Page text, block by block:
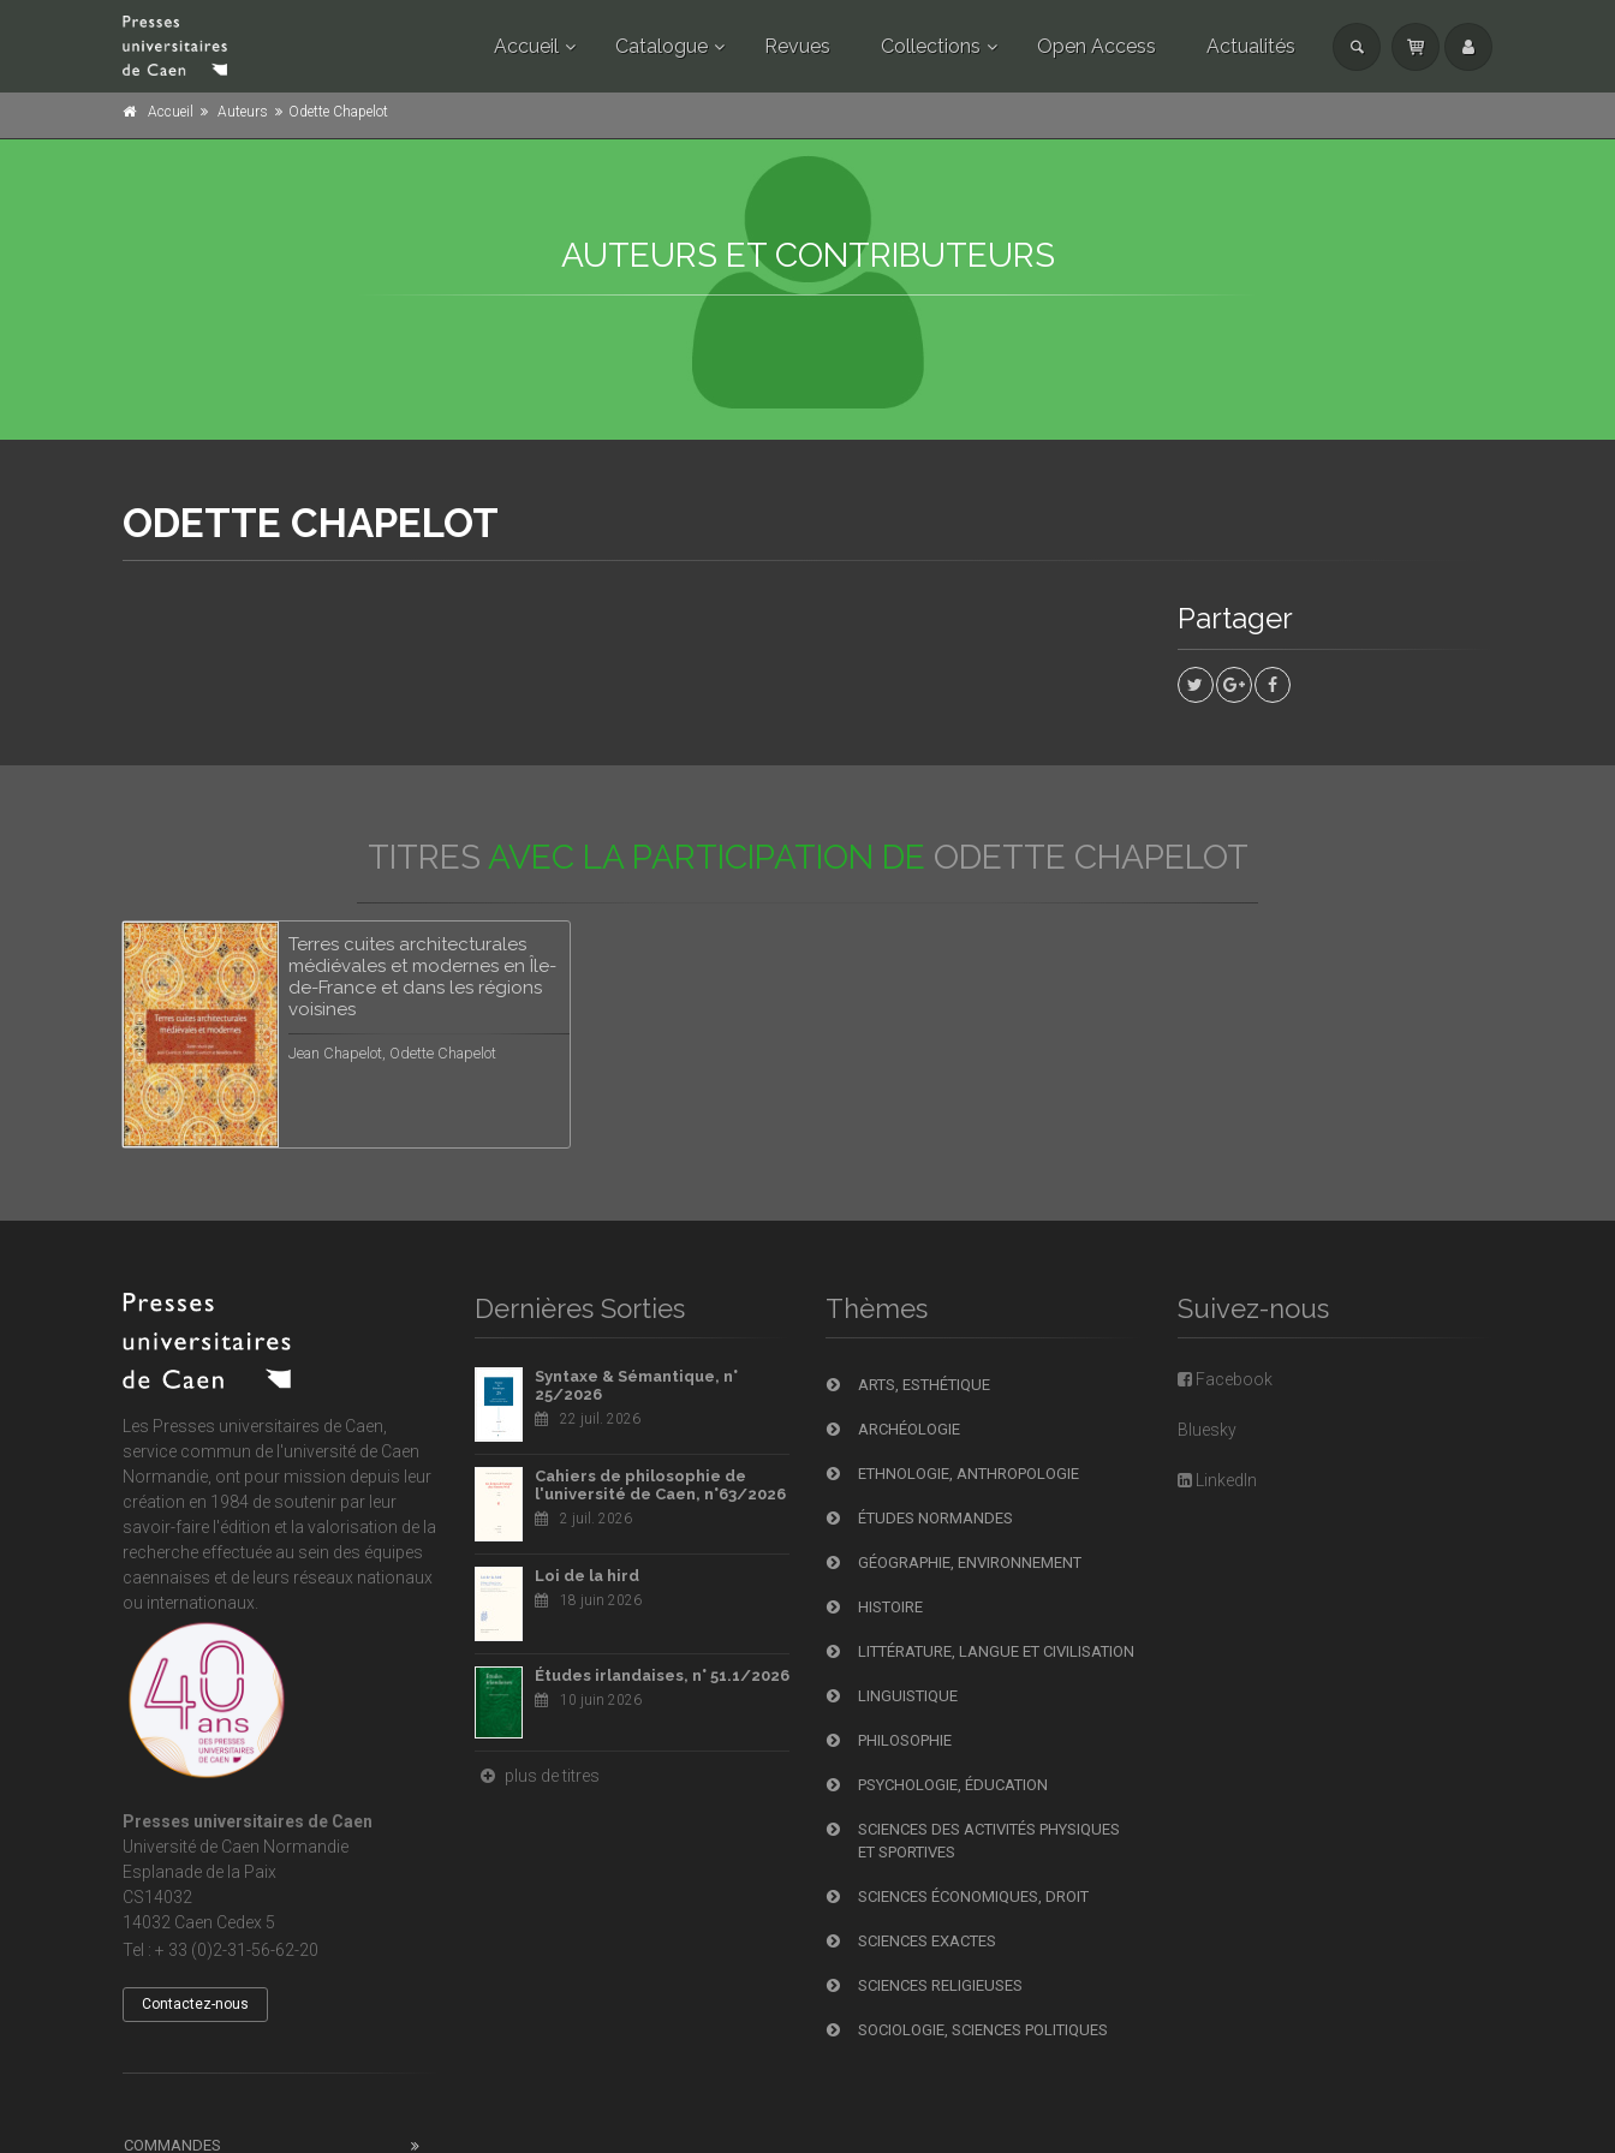
Accueil Catalogue Revues Collections Open Access Actualités
Accueil Auteurs Odette Chapelot
AUTEURS ET CONTRIBUTEURS
ODETTE CHAPELOT
Partager
TITRES AVEC LA PARTICIPATION DE ODETTE CHAPELOT
Terres cuites architecturales
médiévales et modernes en Île-
de-France et dans les régions
voisines
Jean Chapelot, Odette Chapelot
Les Presses universitaires de Caen,
service commun de l'université de Caen
Normandie, ont pour mission depuis leur
création en 1984 de soutenir par leur
savoir-faire l'édition et la valorisation de la
recherche effectuée au sein des équipes
caennaises et de leurs réseaux nationaux
ou internationaux.
Presses universitaires de Caen
Université de Caen Normandie
Esplanade de la Paix
CS14032
14032 Caen Cedex 5
Tel : + 33 (0)2-31-56-62-20
Contactez-nous
COMMANDES
Dernières Sorties
Syntaxe & Sémantique, n°
25/2026
22 juil. 2026
Cahiers de philosophie de
l'université de Caen, n°63/2026
2 juil. 2026
Loi de la hird
18 juin 2026
Études irlandaises, n° 51.1/2026
10 juin 2026
plus de titres
Thèmes
ARTS, ESTHÉTIQUE
ARCHÉOLOGIE
ETHNOLOGIE, ANTHROPOLOGIE
ÉTUDES NORMANDES
GÉOGRAPHIE, ENVIRONNEMENT
HISTOIRE
LITTÉRATURE, LANGUE ET CIVILISATION
LINGUISTIQUE
PHILOSOPHIE
PSYCHOLOGIE, ÉDUCATION
SCIENCES DES ACTIVITÉS PHYSIQUES
ET SPORTIVES
SCIENCES ÉCONOMIQUES, DROIT
SCIENCES EXACTES
SCIENCES RELIGIEUSES
SOCIOLOGIE, SCIENCES POLITIQUES
Suivez-nous
Facebook
Bluesky
LinkedIn